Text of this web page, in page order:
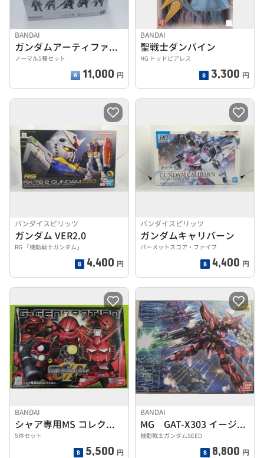
BANDAI
ガンダムアーティファクト第5弾
ノーマル5種セット
11,000 円
BANDAI
聖戦士ダンバイン
HG トッドビアレス
3,300 円
バンダイスピリッツ
ガンダム VER2.0
RG 「機動戦士ガンダム」
4,400 円
バンダイスピリッツ
ガンダムキャリバーン
パーメットスコア・ファイブ
4,400 円
BANDAI
シャア専用MS コレクション
5体セット
5,500 円
BANDAI
MG GAT-X303 イージスガンダム
機動戦士ガンダムSEED
8,800 円